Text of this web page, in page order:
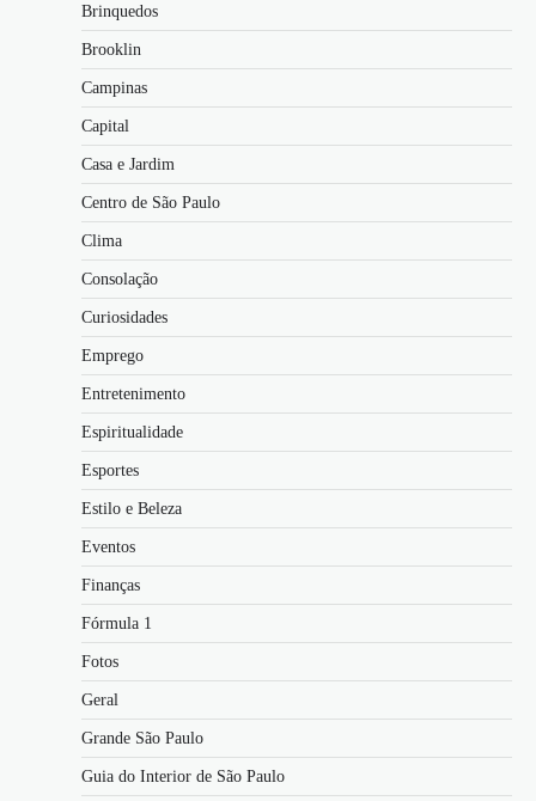
Brinquedos
Brooklin
Campinas
Capital
Casa e Jardim
Centro de São Paulo
Clima
Consolação
Curiosidades
Emprego
Entretenimento
Espiritualidade
Esportes
Estilo e Beleza
Eventos
Finanças
Fórmula 1
Fotos
Geral
Grande São Paulo
Guia do Interior de São Paulo